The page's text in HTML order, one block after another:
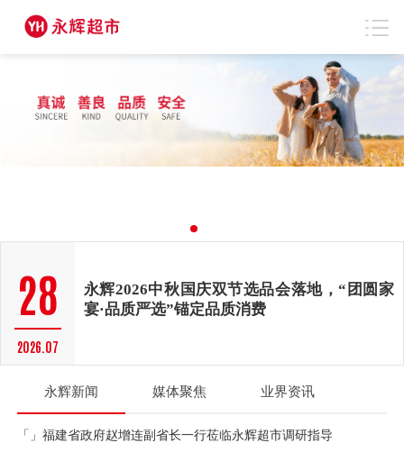
24
2026.07
福建省政府赵增连副省长一行莅临永辉超市调
28
2026.07
永辉2026中秋国庆双节选品会落地，“团圆家
宴·品质严选”锚定品质消费
24
永辉涪陵、广安双店7月24日同步焕新，“十大
健康场景”深耕川渝
永辉新闻 媒体聚焦 业界资讯
「」福建省政府赵增连副省长一行莅临永辉超市调研指导